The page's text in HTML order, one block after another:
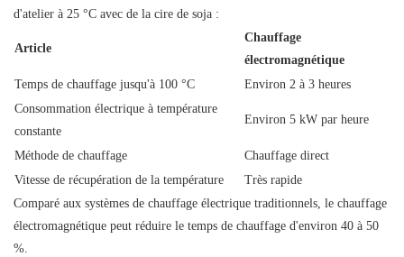
d'atelier à 25 °C avec de la cire de soja :
Article
Chauffage
électromagnétique
Temps de chauffage jusqu'à 100 °C
Environ 2 à 3 heures
Consommation électrique à température
constante
Environ 5 kW par heure
Méthode de chauffage
Chauffage direct
Vitesse de récupération de la température
Très rapide
Comparé aux systèmes de chauffage électrique traditionnels, le chauffage
électromagnétique peut réduire le temps de chauffage d'environ 40 à 50
%.